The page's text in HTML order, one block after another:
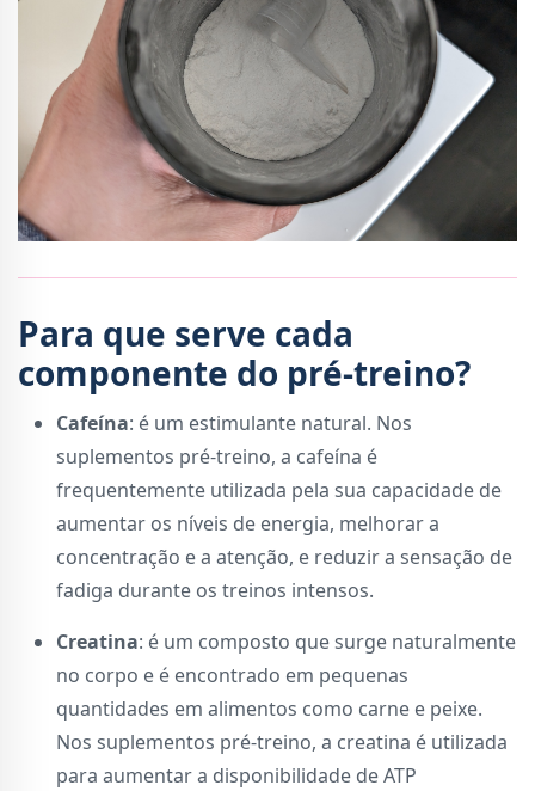
Para que serve cada
componente do pré-treino?
Cafeína: é um estimulante natural. Nos
suplementos pré-treino, a cafeína é
frequentemente utilizada pela sua capacidade de
aumentar os níveis de energia, melhorar a
concentração e a atenção, e reduzir a sensação de
fadiga durante os treinos intensos.
Creatina: é um composto que surge naturalmente
no corpo e é encontrado em pequenas
quantidades em alimentos como carne e peixe.
Nos suplementos pré-treino, a creatina é utilizada
para aumentar a disponibilidade de ATP